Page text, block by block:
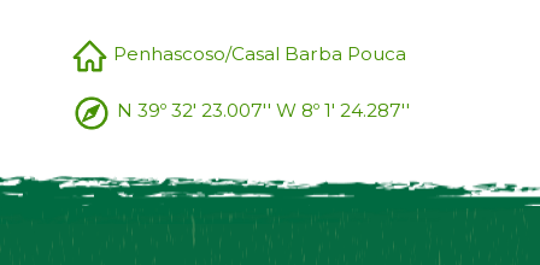
Penhascoso/Casal Barba Pouca
N 39º 32' 23.007'' W 8º 1' 24.287''